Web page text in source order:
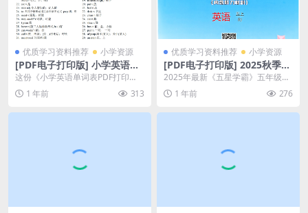
优质学习资料推荐 小学资源
[PDF电子打印版] 小学英语掌
握单词表在线下载,大小 236.7
这份《小学英语单词表PDF打印
版》太实用了！236.78K的小文
件，点开就能直接...
1 年前 313
优质学习资料推荐 小学资源
[PDF电子打印版] 2025秋季
《五星学霸》五年级上册英语
小 23.4M 总页数 26 页
2025年最新《五星学霸》五年级英
语人教版答案来啦！这份23.4M的P
DF文件，...
1 年前 276